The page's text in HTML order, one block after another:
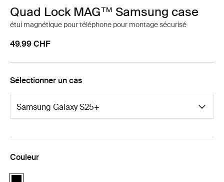
Quad Lock MAG™ Samsung case
étui magnétique pour téléphone pour montage sécurisé
49.99 CHF
Sélectionner un cas
Couleur